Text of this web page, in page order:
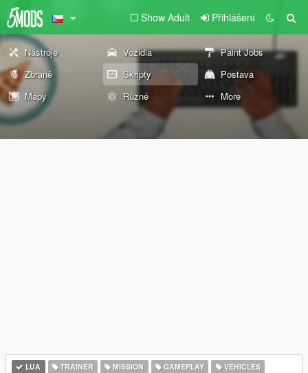
Show Adult Přihlášení
Nástroje Vozidla
Paint Jobs
Zbraně
Skripty
Postava
Mapy
Různé More
LUA TRAINER MISSION GAMEPLAY
VEHICLES